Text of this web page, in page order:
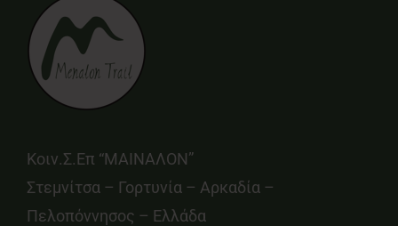
Κοιν.Σ.Επ “ΜΑΙΝΑΛΟΝ”
Στεμνίτσα – Γορτυνία – Αρκαδία –
Πελοπόννησος – Ελλάδα